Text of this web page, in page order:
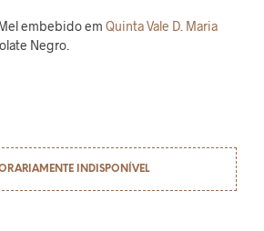
embebido em Quinta Vale D. Maria
Negro.
INDISPONÍVEL